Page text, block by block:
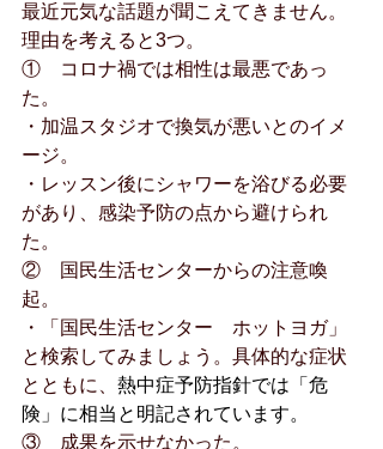
最近元気な話題が聞こえてきません。
理由を考えると3つ。
①    コロナ禍では相性は最悪であっ
た。
・加温スタジオで換気が悪いとのイメ
ージ。
・レッスン後にシャワーを浴びる必要
があり、感染予防の点から避けられ
た。
②    国民生活センターからの注意喚
起。
・「国民生活センター　ホットヨガ」
と検索してみましょう。具体的な症状
とともに、 熱中症予防指針では「危
険」に相当と明記されています。
③    成果を示せなかった。